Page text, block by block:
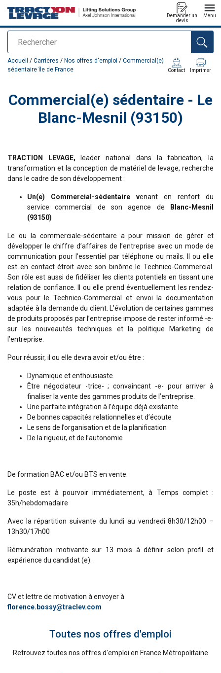
Rechercher
Demander un
devis
Menu
Ajouté au panier
Accueil / Carrières / Nos offres d'emploi / Commercial(e)
sédentaire île de France
Contact Imprimer
Commercial(e) sédentaire - Le
Blanc-Mesnil (93150)
TRACTION LEVAGE, leader national dans la fabrication, la
transformation et la conception de matériel de levage, recherche
dans le cadre de son développement :
Un(e) Commercial-sédentaire venant en renfort du
service commercial de son agence de
Blanc-Mesnil
(93150)
Le ou la commerciale-sédentaire a pour mission de gérer et
développer le chiffre d’affaires de l’entreprise avec un mode de
communication pour l’essentiel par téléphone ou mails. Il ou elle
est en contact étroit avec son binôme le Technico-Commercial.
Son rôle est aussi de fidéliser les clients potentiels en tissant une
relation de confiance. Il ou elle prend éventuellement les rendez-
vous pour le Technico-Commercial et envoi la documentation
adaptée à la demande du client. L’évolution de certaines gammes
de produits proposés par l’entreprise impose de rester informé -e-
sur les nouveautés techniques et la politique Marketing de
l’entreprise.
Pour réussir, il ou elle devra avoir et/ou être :
Dynamique et enthousiaste
Être négociateur -trice- ; convaincant -e- pour arriver à
finaliser la vente des gammes produits de l’entreprise.
Une parfaite intégration à l’équipe déjà existante
De bonnes capacités relationnelles et d’écoute
Le sens de l’organisation et de la planification
De la rigueur, et de l’autonomie
De formation BAC et/ou BTS en vente.
Le poste est à pourvoir immédiatement, à Temps complet :
35h/hebdomadaire
Avec la répartition suivante du lundi au vendredi 8h30/12h00 –
13h30/17h00
Rémunération motivante sur 13 mois à définir selon profil et
expérience du candidat (e).
CV et lettre de motivation à envoyer à
florence.bossy@traclev.com
Toutes nos offres d'emploi
Retrouvez toutes nos offres d'emploi en France Métropolitaine